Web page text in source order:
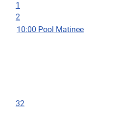
1
2
10:00 Pool Matinee
32